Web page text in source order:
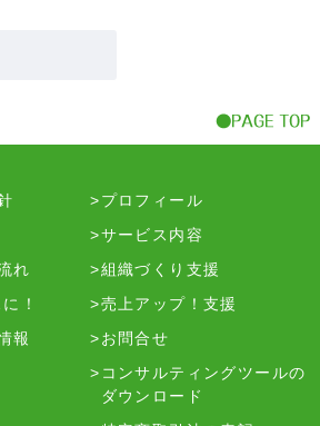
プロフィール
サービス内容
れ
組織づくり支援
！
売上アップ！支援
報
お問合せ
コンサルティングツールの
ダウンロード